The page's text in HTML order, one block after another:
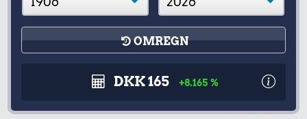
OMREGN
DKK 165 +8.165 %